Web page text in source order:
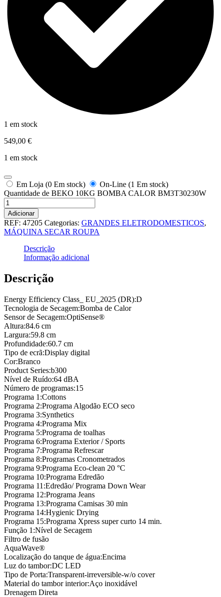
1 em stock
549,00 €
1 em stock
Em Loja (0 Em stock)
On-Line (1 Em stock)
Quantidade de BEKO 10KG BOMBA CALOR BM3T30230W
Adicionar
REF: 47205 Categorias: GRANDES ELETRODOMESTICOS,
MÁQUINA SECAR ROUPA
Descrição
Informação adicional
Descrição
Energy Efficiency Class_ EU_2025 (DR):D
Tecnologia de Secagem:Bomba de Calor
Sensor de Secagem:OptiSense®
Altura:84.6 cm
Largura:59.8 cm
Profundidade:60.7 cm
Tipo de ecrã:Display digital
Cor:Branco
Product Series:b300
Nível de Ruído:64 dBA
Número de programas:15
Programa 1:Cottons
Programa 2:Programa Algodão ECO seco
Programa 3:Synthetics
Programa 4:Programa Mix
Programa 5:Programa de toalhas
Programa 6:Programa Exterior / Sports
Programa 7:Programa Refrescar
Programa 8:Programas Cronometrados
Programa 9:Programa Eco-clean 20 °C
Programa 10:Programa Edredão
Programa 11:Edredão/ Programa Down Wear
Programa 12:Programa Jeans
Programa 13:Programa Camisas 30 min
Programa 14:Hygienic Drying
Programa 15:Programa Xpress super curto 14 min.
Função 1:Nível de Secagem
Filtro de fusão
AquaWave®
Localização do tanque de água:Encima
Luz do tambor:DC LED
Tipo de Porta:Transparent-irreversible-w/o cover
Material do tambor interior:Aço inoxidável
Drenagem Direta